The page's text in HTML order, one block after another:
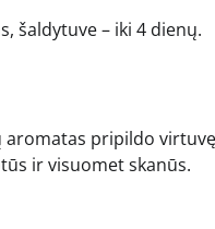
šaldytuve – iki 4 dienų.
aromatas pripildo virtuvę
ir visuomet skanūs.